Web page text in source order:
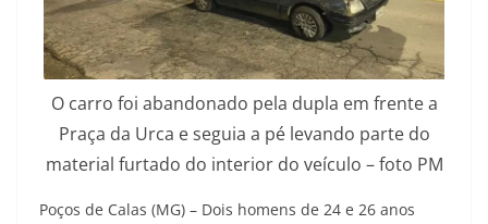
O carro foi abandonado pela dupla em frente a
Praça da Urca e seguia a pé levando parte do
material furtado do interior do veículo – foto PM
Poços de Calas (MG) – Dois homens de 24 e 26 anos